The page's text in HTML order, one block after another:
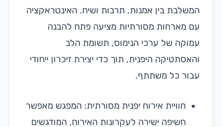
המשלבת בין אמנות, תרבות ושיח. האינטראקציה
עם מארחות מסורתיות מציעה פתח להבנה
עמוקה של ערכי הנימוס, תשומת הלב
והאסתטיקה היפנית, תוך כדי יצירת זיכרון ייחודי
עבור כל משתתף.
חוויית אירוח יפנית מסורתית: המפגש מאפשר
חשיפה ישירה לעקרונות האירוח, המודגשים